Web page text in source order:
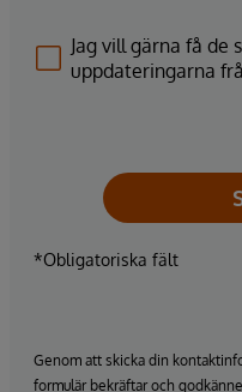
Jag vill gärna få de
uppdateringarna
*Obligatoriska fält
Genom att skicka din
formulär bekräftar och